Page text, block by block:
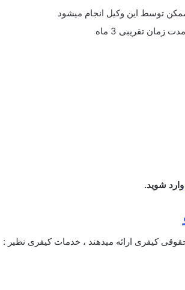
توسط این وکیل انجام میشود
تقریبی 3 ماه
وارد شوید.
کیفری ارائه میدهند ، خدمات کیفری نظیر :